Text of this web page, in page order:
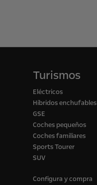
Turismos
Eléctricos
Híbridos enchufables
GSE
Coches pequeños
Coches familiares
Sports Tourer
SUV
Configura y compra